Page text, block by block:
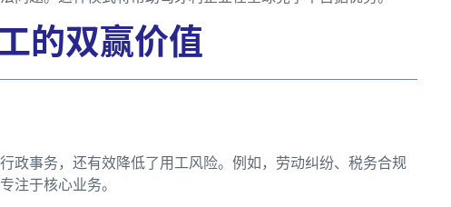
的双赢价值
政事务，还有效降低了用工风险。例如，劳动纠纷、税务合规
注于核心业务。